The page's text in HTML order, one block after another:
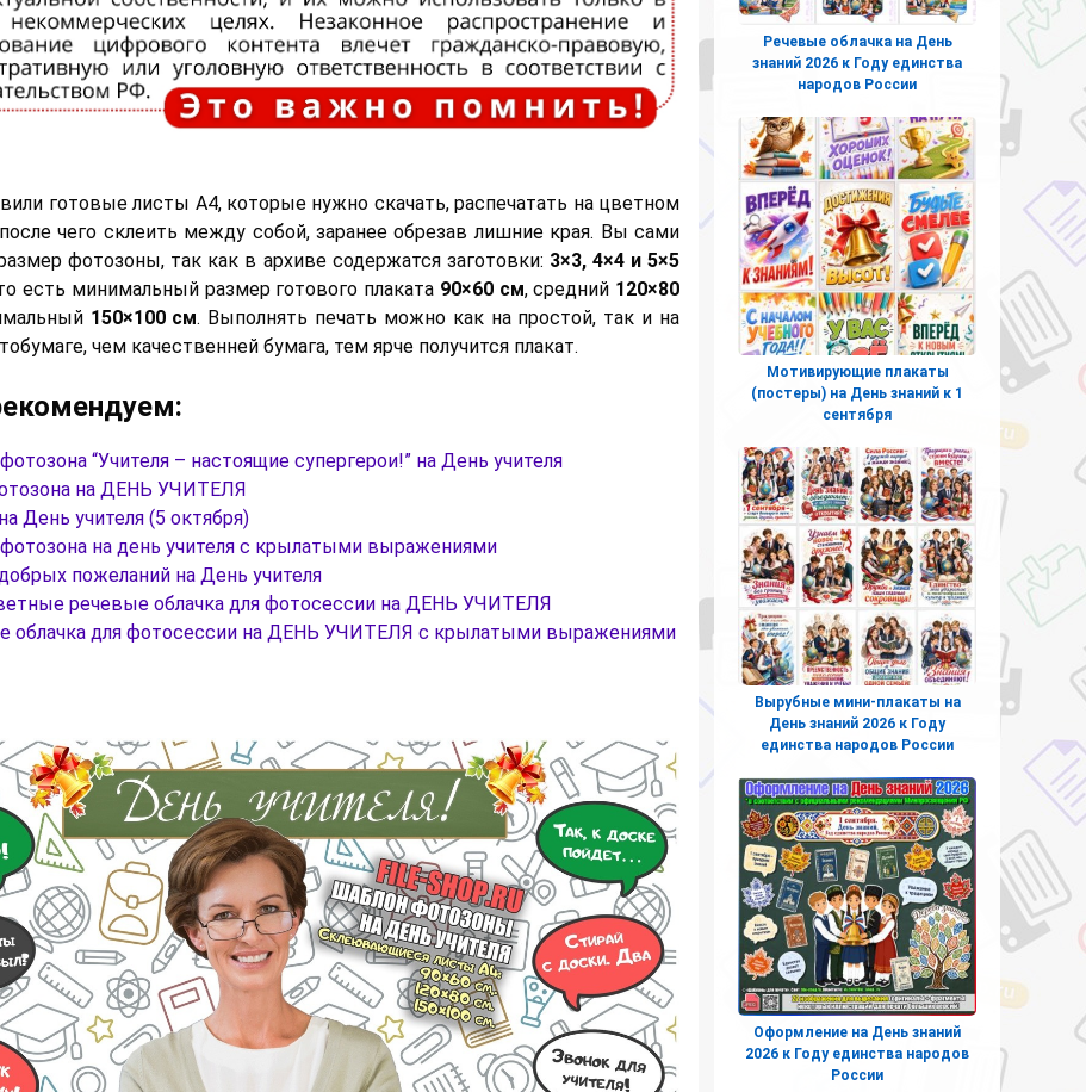
готовые листы А4, которые нужно скачать, распечатать на цветном
чего склеить между собой, заранее обрезав лишние края. Вы сами
фотозоны, так как в архиве содержатся заготовки: 3×3, 4×4 и 5×5
есть минимальный размер готового плаката 90×60 см, средний 120×80
150×100 см. Выполнять печать можно как на простой, так и на
чем качественней бумага, тем ярче получится плакат.
“Учителя – настоящие супергерои!” на День учителя
на ДЕНЬ УЧИТЕЛЯ
День учителя (5 октября)
на день учителя с крылатыми выражениями
пожеланий на День учителя
речевые облачка для фотосессии на ДЕНЬ УЧИТЕЛЯ
облачка для фотосессии на ДЕНЬ УЧИТЕЛЯ с крылатыми выражениями
Речевые облачка на День
знаний 2026 к Году единства
народов России
Мотивирующие плакаты
(постеры) на День знаний к 1
сентября
Вырубные мини-плакаты на
День знаний 2026 к Году
единства народов России
Оформление на День знаний
2026 к Году единства народов
России